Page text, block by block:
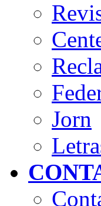
Jorn